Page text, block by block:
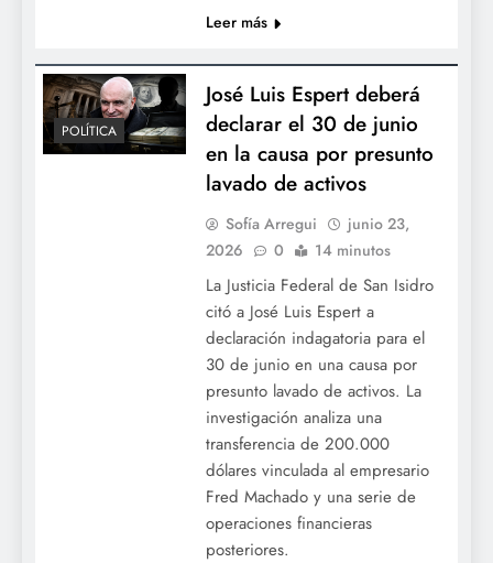
Leer más
POLÍTICA
José Luis Espert deberá
declarar el 30 de junio
en la causa por presunto
lavado de activos
Sofía Arregui
junio 23,
2026
0 14 minutos
La Justicia Federal de San Isidro
citó a José Luis Espert a
declaración indagatoria para el
30 de junio en una causa por
presunto lavado de activos. La
investigación analiza una
transferencia de 200.000
dólares vinculada al empresario
Fred Machado y una serie de
operaciones financieras
posteriores.